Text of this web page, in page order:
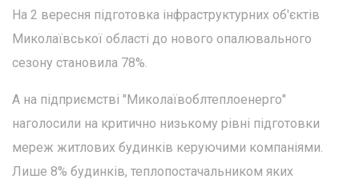
На 2 вересня підготовка інфраструктурних об'єктів
Миколаївської області до нового опалювального
сезону становила 78%.
А на підприємстві "Миколаївоблтеплоенерго"
наголосили на критично низькому рівні підготовки
мереж житлових будинків керуючими компаніями.
Лише 8% будинків, теплопостачальником яких